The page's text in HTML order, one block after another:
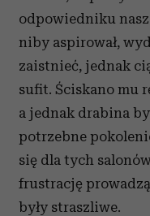
odpowiedniku
niby aspirował,
zaistnieć, jednak
sufit. Ściskano mu
a jednak drabina
potrzebne
się dla tych
frustrację
były straszliwe.